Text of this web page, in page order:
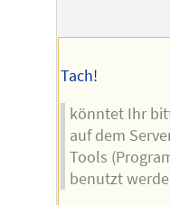
Tach!
könntet Ihr
auf dem
Tools
benutzt